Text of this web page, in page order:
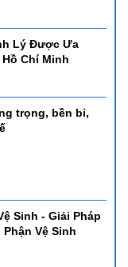
Lý Được Ưa
Chí Minh
trọng, bền bỉ,
Sinh - Giải Pháp
Vệ Sinh